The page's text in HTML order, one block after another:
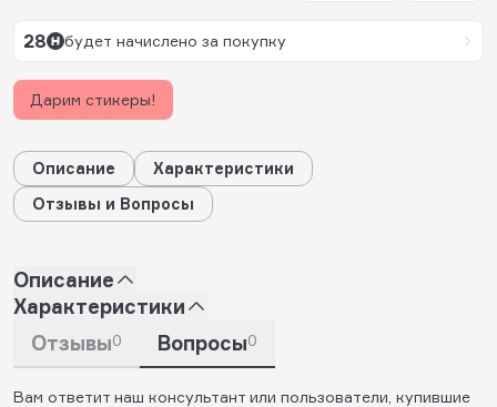
28 будет начислено за покупку
Дарим стикеры!
Описание
Характеристики
Отзывы и Вопросы
Описание
Характеристики
Отзывы0 Вопросы0
Вам ответит наш консультант или пользователи, купившие